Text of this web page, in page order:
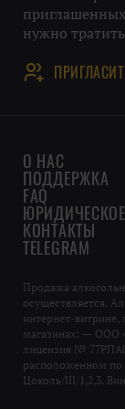
нужно
О НАС
ПОДДЕРЖКА
FAQ
ЮРИДИЧЕСКОЕ
КОНТАКТЫ
TELEGRAM
Продажа
осуществляется.
интернет-
магазинах: — ООО
лицензия №
расположенном по
Цоколь/III/1,2,3.